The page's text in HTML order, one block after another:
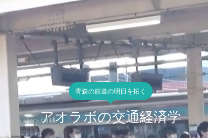
青森の鉄道の明日を拓く
アオラボの交通経済学